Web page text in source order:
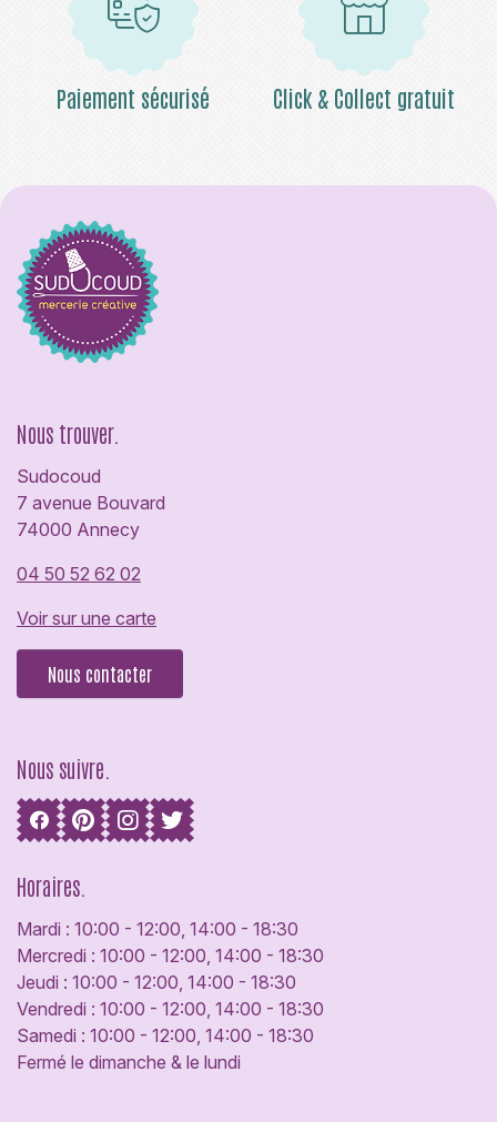
Paiement sécurisé Click & Collect gratuit
Nous trouver.
Sudocoud
7 avenue Bouvard
74000 Annecy
04 50 52 62 02
Voir sur une carte
Nous contacter
Nous suivre.
Horaires.
Mardi : 10:00 - 12:00, 14:00 - 18:30
Mercredi : 10:00 - 12:00, 14:00 - 18:30
Jeudi : 10:00 - 12:00, 14:00 - 18:30
Vendredi : 10:00 - 12:00, 14:00 - 18:30
Samedi : 10:00 - 12:00, 14:00 - 18:30
Fermé le dimanche & le lundi